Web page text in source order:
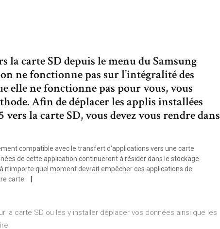
la carte SD depuis le menu du Samsung
ne fonctionne pas sur l’intégralité des
elle ne fonctionne pas pour vous, vous
Afin de déplacer les applis installées
la carte SD, vous devez vous rendre dans
compatible avec le transfert d’applications vers une carte
de cette application continueront à résider dans le stockage
n’importe quel moment devrait empêcher ces applications de
carte
la carte SD ou les y installer déplacer vos données ainsi que les